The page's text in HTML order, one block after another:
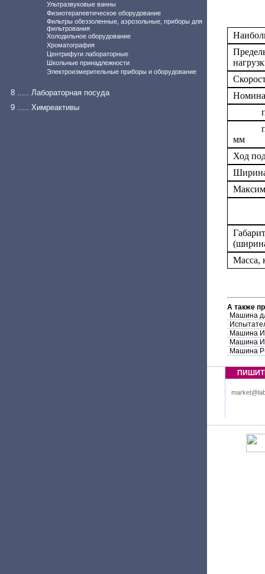
Ультразвуковые ванны
Физиотерапевтическое оборудование
Фильтры обеззоленные, аэрозольные, приборы для
фильтрования
Холодильное оборудование
Хроматография
Центрифуги лабораторные
Школьные принадлежности
Электроизмерительные приборы и оборудование
8 ..... Лабораторная посуда
9 ..... Химреактивы
при
при
мм
Ход
Ширина
Масса,
А также
Машина
Машина
Машина
Машина